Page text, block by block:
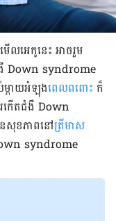
ើលអេកូនេះ អាច​រួម​
ងឺ Down syndrome
តាយ​អំឡុង​ពេល​ពពោះ ក៏​
កើត​ជំងឺ Down
សុខភាព​នៅ​ត្រី​មាស​
syndrome